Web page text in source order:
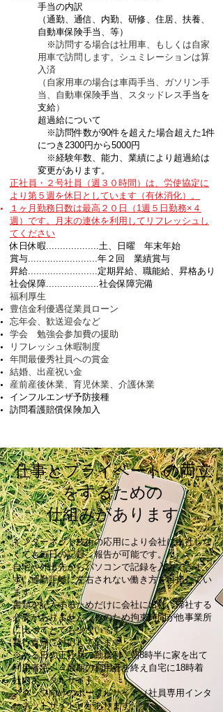
手当の内訳
（通勤、通信、内勤、研修、住居、扶養、
自動車保険手当、等）
※訪問する場合は社用車、もしくは自家
用車で訪問します。シュミレーションは算
入済
（自家用車の場合は車両手当、ガソリン手
当、自動車保険手当 、スタッドレス手当を
支給）
超過給について
※訪問件数が90件を超えた場合超えた1件
につき2300円から5000円
※経験年数、能力、業績により超過給は
変更があります。
正社員・２号社員（週３０時間）は、労使協定に
より第５週を休日としています（有休消化）。
１ヶ月勤務日数は最高２０日（1週５日勤務×４
週）です。月末の連休を利用してリフレッシュし
てください
休日休暇...................土、日曜 年末年始
賞与.........................年２回 業績賞与
昇給.........................定期昇給、職能給、昇格あり
社会保障...................社会保障完備
福利厚生​
豊信金利優遇従業員ローン
忘年会、歓送迎会など
学会 勉強会参加費の援助
リフレッシュ休暇制度
年間最優秀社員への賞金
結婚、出産祝い金
産前産後休業、育児休業、介護休業​
インフルエンザ予防接種
訪問看護賠償保険加入
仕事とプライベートの両立
をするための
仕組みがあります
インターネット技術の応用により会社に出社しな
くても毎日の記録、報告が可能です。
自宅や外出先からパソコンで記録を入力できま
す。通勤距離に左右されない働き方を目指してい
ます。
書類を記入するためだけに会社に出社、帰社する
必要がありません。そのため拘束時間が他事業所
に比べてとても少ないです
直行直帰に対応しています。
※ある日の正社員の勤務例：朝8時半に家を出て
利用者宅へ→最期の利用者を終え自宅に18時着
社内ポータルサイト
スタッフ向けのポータルサイト（社員専用インタ
ーネットサイト）があります。